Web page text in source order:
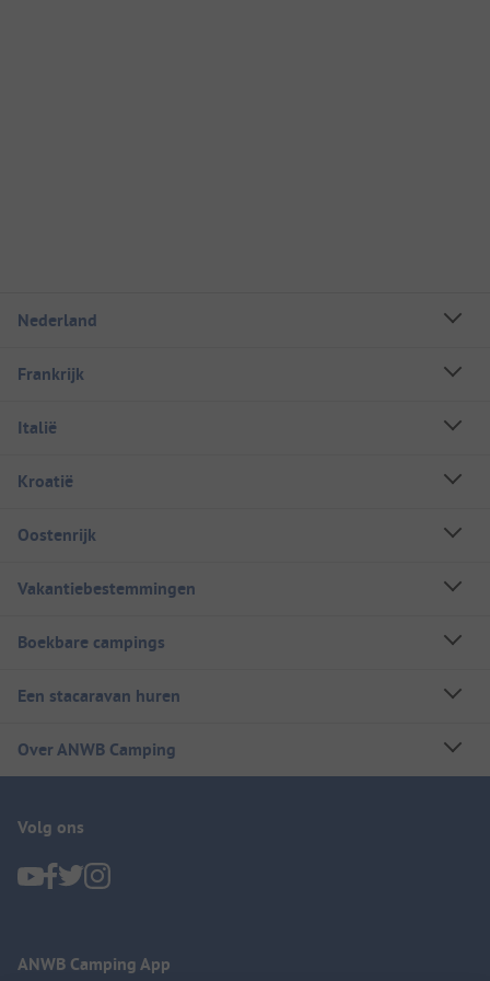
Nederland
Frankrijk
Italië
Kroatië
Oostenrijk
Vakantiebestemmingen
Boekbare campings
Een stacaravan huren
Over ANWB Camping
Volg ons
ANWB Camping App